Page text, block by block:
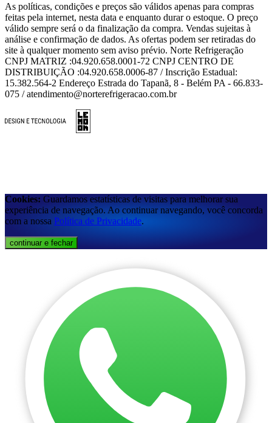
As políticas, condições e preços são válidos apenas para compras
feitas pela internet, nesta data e enquanto durar o estoque. O preço
válido sempre será o da finalização da compra. Vendas sujeitas à
análise e confirmação de dados. As ofertas podem ser retiradas do
site à qualquer momento sem aviso prévio. Norte Refrigeração
CNPJ MATRIZ :04.920.658.0001-72 CNPJ CENTRO DE
DISTRIBUIÇÃO :04.920.658.0006-87 / Inscrição Estadual:
15.382.564-2 Endereço Estrada do Tapanã, 8 - Belém PA - 66.833-
075 / atendimento@norterefrigeracao.com.br
Cookies: Guardamos estatísticas de visitas para melhorar sua
experiência de navegação. Ao continuar navegando, você concorda
com a nossa Política de Privacidade.
continuar e fechar